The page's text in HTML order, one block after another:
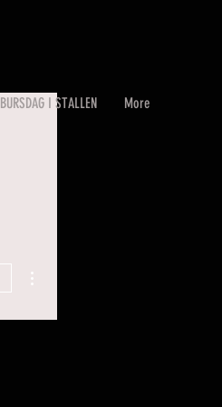
BURSDAG I STALLEN More